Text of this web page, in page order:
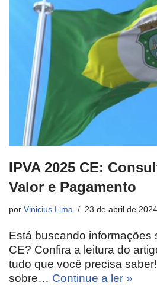
IPVA 2025 CE:
Valor e Pagamento
por Vinicius Lima 23 de abril de 2024
Está buscando informações
CE? Confira a leitura do
tudo que você precisa
sobre… Continue a ler »